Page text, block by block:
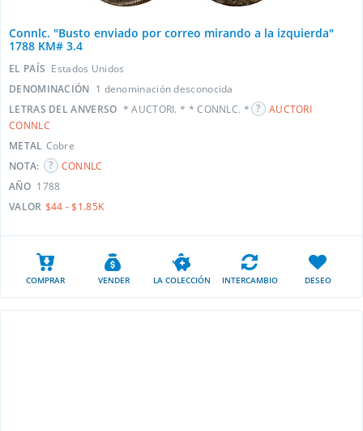
Connlc. "Busto enviado por correo mirando a la izquierda"
1788 KM# 3.4
EL PAÍS Estados Unidos
DENOMINACIÓN 1 denominación desconocida
LETRAS DEL ANVERSO * AUCTORI. * * CONNLC. *
AUCTORI
CONNLC
METAL Cobre
NOTA:
CONNLC
AÑO 1788
VALOR $44 - $1.85K
COMPRAR VENDER LA COLECCIÓN INTERCAMBIO DESEO